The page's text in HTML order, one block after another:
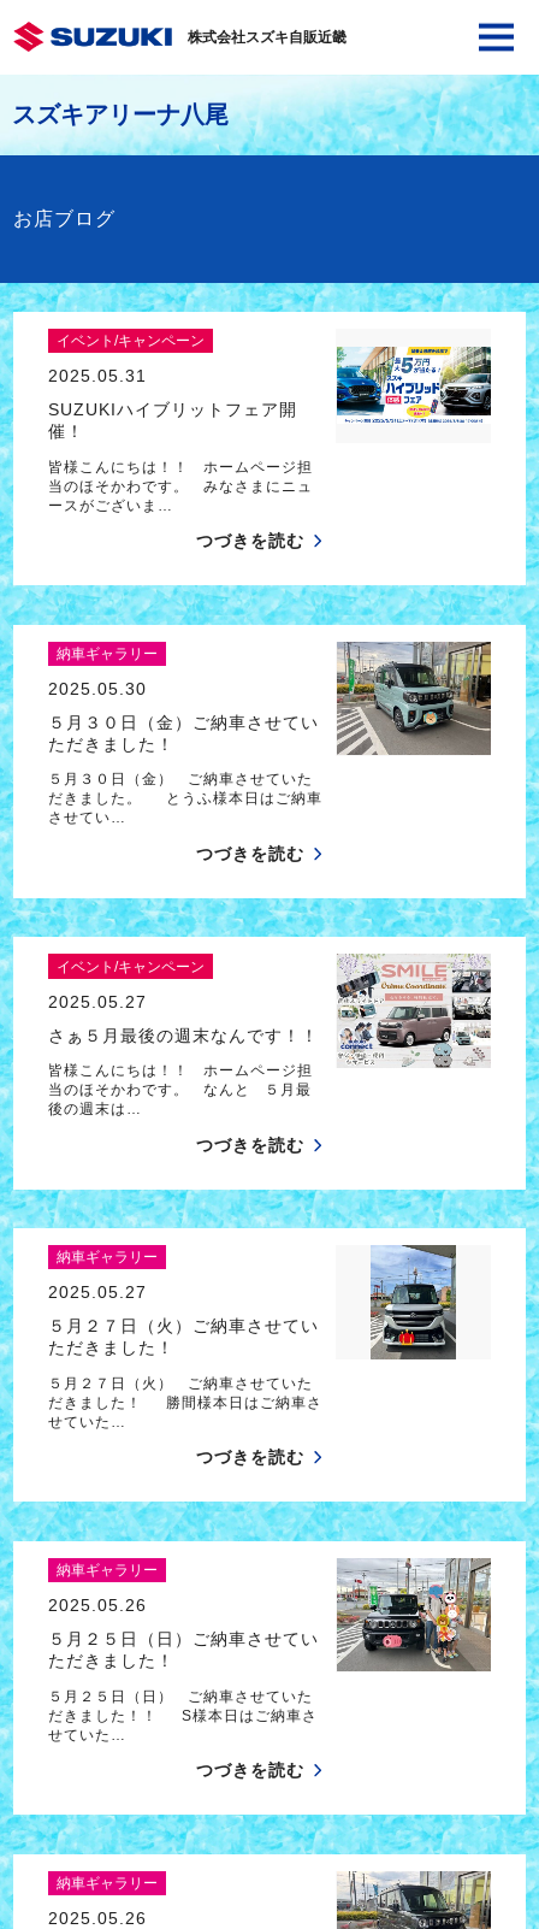
株式会社スズキ自販近畿
スズキアリーナ八尾
お店ブログ
イベント/キャンペーン
2025.05.31
SUZUKIハイブリットフェア開
催！
皆様こんにちは！！ ホームページ担
当のほそかわです。 みなさまにニュ
ースがございま…
つづきを読む
納車ギャラリー
2025.05.30
５月３０日（金）ご納車させてい
ただきました！
５月３０日（金） ご納車させていた
だきました。 とうふ様本日はご納車
させてい…
つづきを読む
イベント/キャンペーン
2025.05.27
さぁ５月最後の週末なんです！！
皆様こんにちは！！ ホームページ担
当のほそかわです。 なんと ５月最
後の週末は…
つづきを読む
納車ギャラリー
2025.05.27
５月２７日（火）ご納車させてい
ただきました！
５月２７日（火） ご納車させていた
だきました！ 勝間様本日はご納車さ
せていた…
つづきを読む
納車ギャラリー
2025.05.26
５月２５日（日）ご納車させてい
ただきました！
５月２５日（日） ご納車させていた
だきました！！ S様本日はご納車さ
せていた…
つづきを読む
納車ギャラリー
2025.05.26